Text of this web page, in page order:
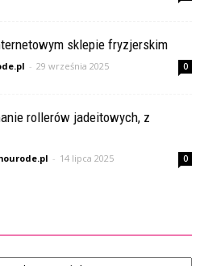
sklepie fryzjerskim
- 29 września 2025 0
rollerów jadeitowych, z
- 14 lipca 2025 0